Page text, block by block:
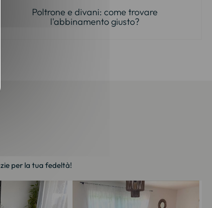
Poltrone e divani: come trovare
l'abbinamento giusto?
per la tua fedeltà!